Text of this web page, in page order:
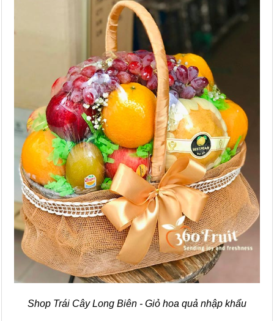
Shop Trái Cây Long Biên - Giỏ hoa quả nhập khẩu